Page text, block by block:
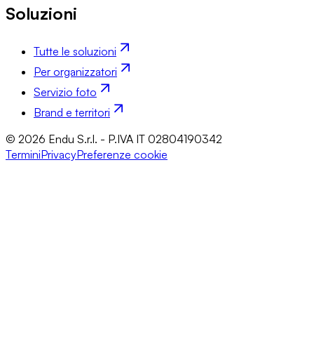
Soluzioni
Tutte le soluzioni
Per organizzatori
Servizio foto
Brand e territori
© 2026 Endu S.r.l. - P.IVA IT 02804190342
TerminiPrivacyPreferenze cookie